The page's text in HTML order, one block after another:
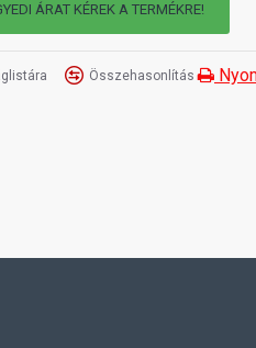
ÁRAT KÉREK A TERMÉKRE!
Összehasonlítás